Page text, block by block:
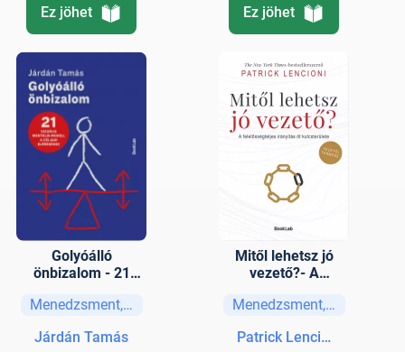
Ez jöhet Ez jöhet
Golyóálló
önbizalom - 21
modell a céljaid
Menedzsment, vezetési stratégiák
Járdán Tamás
Mitől lehetsz jó
vezető?- A
irányítás öt
Vezetői tanmese
Menedzsment, vezetési
Patrick Lencioni